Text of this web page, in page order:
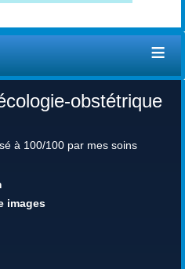
≡
obstétrique
à 100/100 par mes soins
images